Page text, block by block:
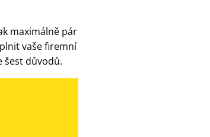
maximálně pár
vaše firemní
šest důvodů.